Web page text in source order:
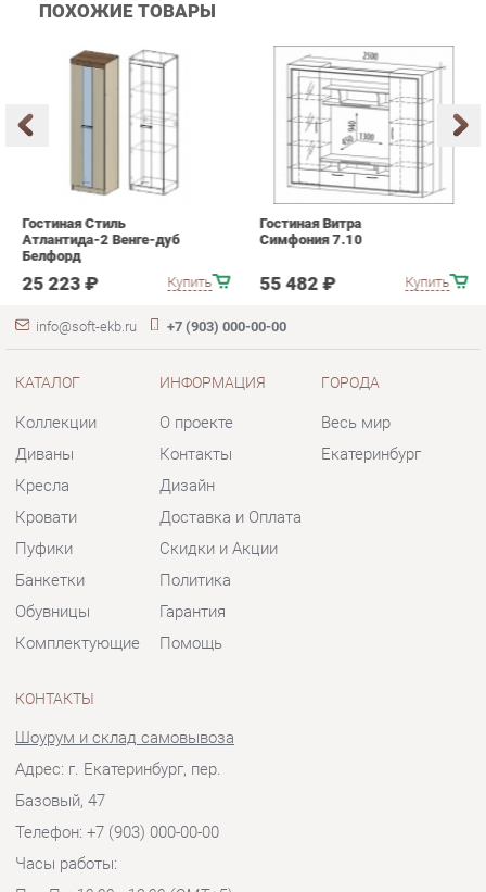
Купить
Гостиная Стиль
Атлантида-2 Венге-дуб
25 223 ₽ Купить
Гостиная Витра
Симфония 7.10
55 482 ₽
+7 (903) 000-00-00
Коллекции
Диваны
Кровати
Обувницы
Комплектующие
О проекте
Контакты
Доставка и Оплата
Гарантия
Помощь
ГОРОДА
Весь мир
Екатеринбург
КОНТАКТЫ
Шоурум и склад самовывоза
Адрес: г. Екатеринбург, пер.
Базовый, 47
Телефон: +7 (903) 000-00-00
Пн - Пт:10:00 - 18:00 (GMT+5)
Отправить сообщение